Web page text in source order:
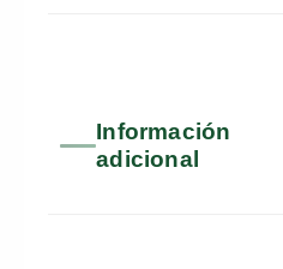
Información
adicional